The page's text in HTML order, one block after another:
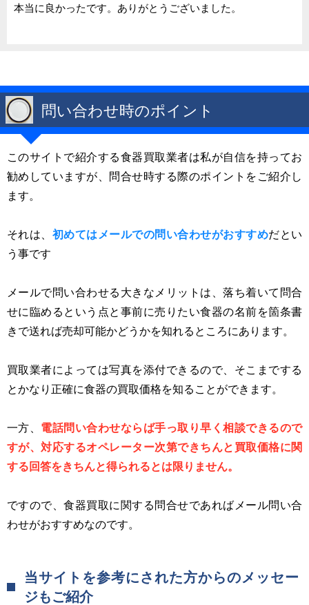
本当に良かったです。ありがとうございました。
問い合わせ時のポイント
このサイトで紹介する食器買取業者は私が自信を持ってお
勧めしていますが、問合せ時する際のポイントをご紹介し
ます。
それは、 初めてはメールでの問い合わせがおすすめだとい
う事です
メールで問い合わせる大きなメリットは、落ち着いて問合
せに臨めるという点と事前に売りたい食器の名前を箇条書
きで送れば売却可能かどうかを知れるところにあります。
買取業者によっては写真を添付できるので、そこまでする
とかなり正確に食器の買取価格を知ることができます。
一方、 電話問い合わせならば手っ取り早く相談できるので
すが、対応するオペレーター次第できちんと買取価格に関
する回答をきちんと得られるとは限りません。
ですので、食器買取に関する問合せであればメール問い合
わせがおすすめなのです。
当サイトを参考にされた方からのメッセー
ジもご紹介